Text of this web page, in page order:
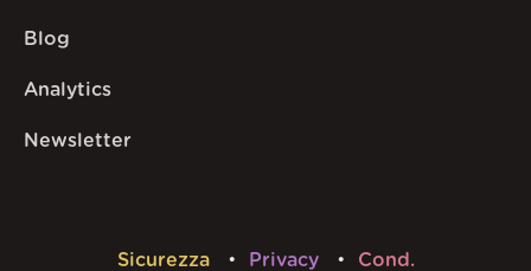
Blog
Analytics
Newsletter
Sicurezza Privacy Cond.